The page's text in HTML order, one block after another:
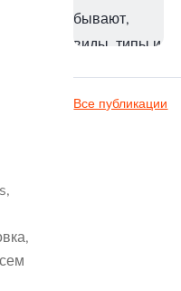
Все публикации